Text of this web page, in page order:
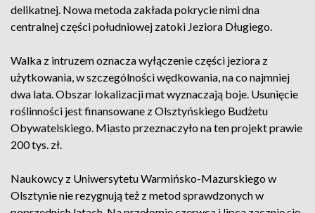
delikatnej. Nowa metoda zakłada pokrycie nimi dna
centralnej części południowej zatoki Jeziora Długiego.
Walka z intruzem oznacza wyłączenie części jeziora z
użytkowania, w szczególności wędkowania, na co najmniej
dwa lata. Obszar lokalizacji mat wyznaczają boje. Usunięcie
roślinności jest finansowane z Olsztyńskiego Budżetu
Obywatelskiego. Miasto przeznaczyło na ten projekt prawie
200 tys. zł.
Naukowcy z Uniwersytetu Warmińsko-Mazurskiego w
Olsztynie nie rezygnują też z metod sprawdzonych w